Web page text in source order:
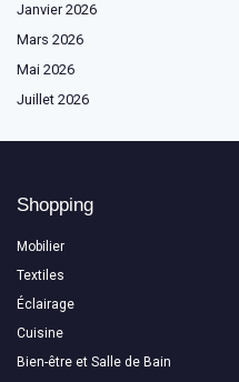
Janvier 2026
Mars 2026
Mai 2026
Juillet 2026
Shopping
Mobilier
Textiles
Éclairage
Cuisine
Bien-être et Salle de Bain